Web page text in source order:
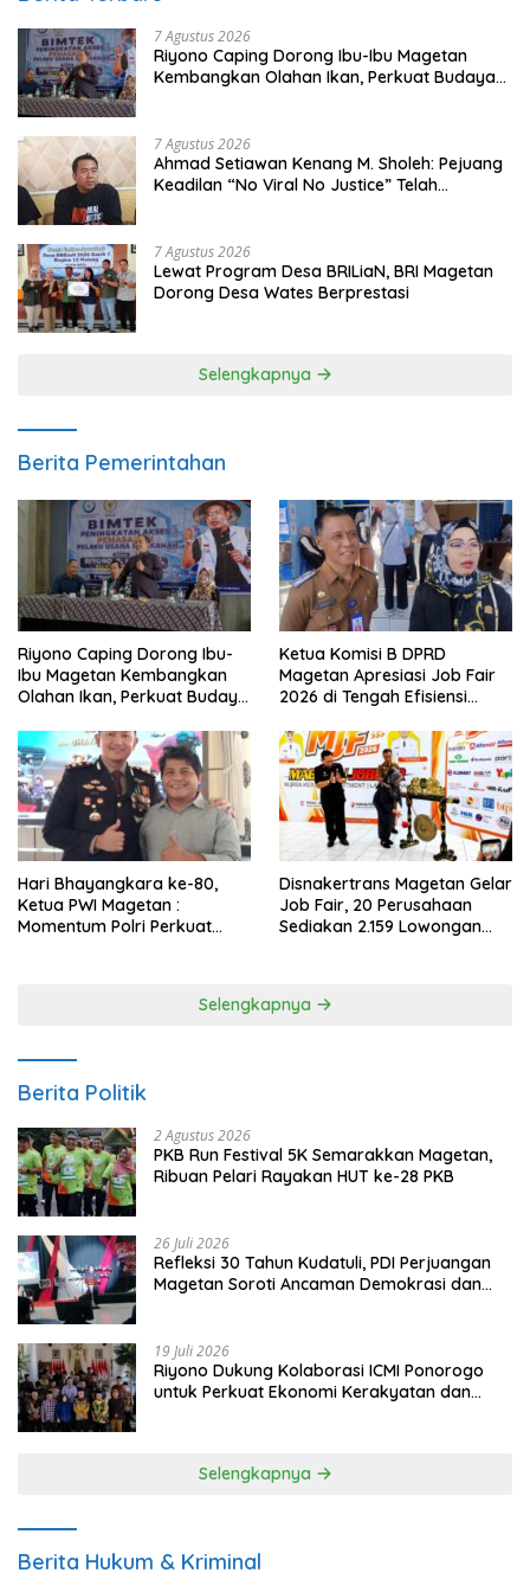
7 Agustus 2026
Riyono Caping Dorong Ibu-Ibu Magetan
Kembangkan Olahan Ikan, Perkuat Budaya
7 Agustus 2026
Ahmad Setiawan Kenang M. Sholeh: Pejuang
Keadilan “No Viral No Justice” Telah
7 Agustus 2026
Lewat Program Desa BRILiaN, BRI Magetan
Dorong Desa Wates Berprestasi
Selengkapnya
Berita Pemerintahan
Riyono Caping Dorong Ibu-
Ibu Magetan Kembangkan
Olahan Ikan, Perkuat Budaya
Ketua Komisi B DPRD
Magetan Apresiasi Job Fair
2026 di Tengah Efisiensi
Hari Bhayangkara ke-80,
Ketua PWI Magetan :
Momentum Polri Perkuat
Disnakertrans Magetan Gelar
Job Fair, 20 Perusahaan
Sediakan 2.159 Lowongan
Selengkapnya
Berita Politik
2 Agustus 2026
PKB Run Festival 5K Semarakkan Magetan,
Ribuan Pelari Rayakan HUT ke-28 PKB
26 Juli 2026
Refleksi 30 Tahun Kudatuli, PDI Perjuangan
Magetan Soroti Ancaman Demokrasi dan
19 Juli 2026
Riyono Dukung Kolaborasi ICMI Ponorogo
untuk Perkuat Ekonomi Kerakyatan dan
Selengkapnya
Berita Hukum & Kriminal